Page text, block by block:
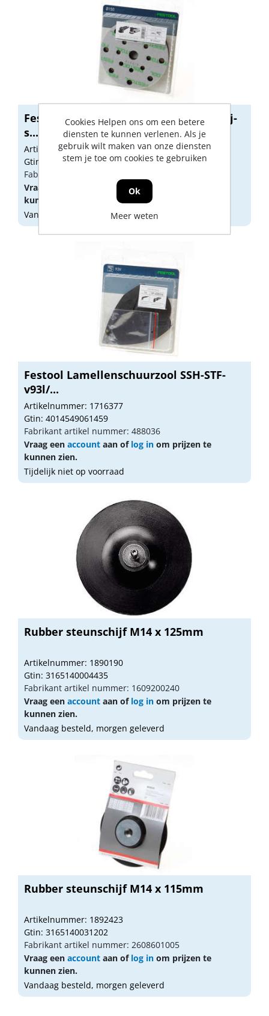
Festool Interface pad IP-STF D145/17mj-
s...
Artikelnummer: 1716342
Gtin: 4014549306246
Fabrikant artikel nummer: 203351
Vraag een
aan oflog in
kunnen zien.
Vandaag besteld, morgen geleverd
Festool Lamellenschuurzool SSH-STF-
v93l/...
Artikelnummer: 1716377
Gtin: 4014549061459
Fabrikant artikel nummer: 488036
Vraag een account aan of log in om prijzen te
kunnen zien.
Tijdelijk niet op voorraad
Rubber steunschijf M14 x 125mm
Artikelnummer: 1890190
Gtin: 3165140004435
Fabrikant artikel nummer: 1609200240
Vraag een account aan of log in om prijzen te
kunnen zien.
Vandaag besteld, morgen geleverd
Rubber steunschijf M14 x 115mm
Artikelnummer: 1892423
Gtin: 3165140031202
Fabrikant artikel nummer: 2608601005
Vraag een account aan of log in om prijzen te
kunnen zien.
Vandaag besteld, morgen geleverd
Cookies Helpen ons om een betere
diensten te kunnen verlenen. Als je
gebruik wilt maken van onze diensten
stem je toe om cookies te gebruiken
Ok
Meer weten